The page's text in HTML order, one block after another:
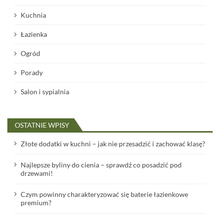
Kuchnia
Łazienka
Ogród
Porady
Salon i sypialnia
OSTATNIE WPISY
Złote dodatki w kuchni – jak nie przesadzić i zachować klasę?
Najlepsze byliny do cienia – sprawdź co posadzić pod
drzewami!
Czym powinny charakteryzować się baterie łazienkowe
premium?